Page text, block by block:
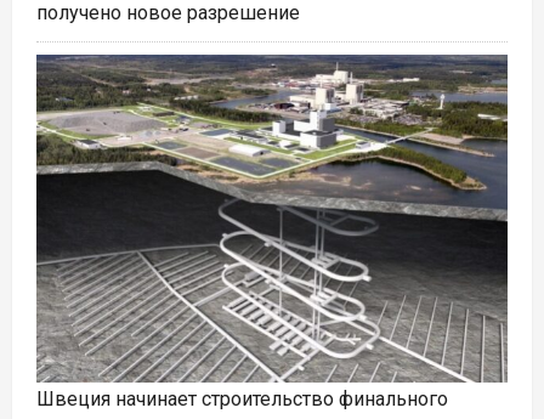
получено новое разрешение
Швеция начинает строительство финального